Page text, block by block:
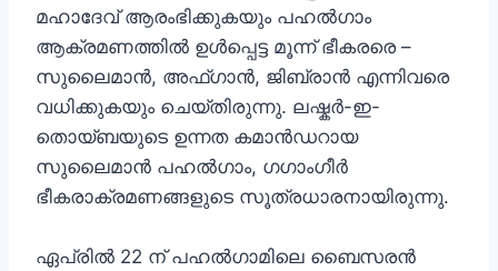
മഹാദേവ് ആരംഭിക്കുകയും പഹൽഗാം
ആക്രമണത്തിൽ ഉൾപ്പെട്ട മൂന്ന് ഭീകരരെ –
സുലൈമാൻ, അഫ്ഗാൻ, ജിബ്രാൻ എന്നിവരെ
വധിക്കുകയും ചെയ്തിരുന്നു. ലഷ്കർ-ഇ-
തൊയ്ബയുടെ ഉന്നത കമാൻഡറായ
സുലൈമാൻ പഹൽഗാം, ഗഗാംഗീർ
ഭീകരാക്രമണങ്ങളുടെ സൂത്രധാരനായിരുന്നു.
ഏപ്രിൽ 22 ന് പഹൽഗാമിലെ ബൈസരൻ